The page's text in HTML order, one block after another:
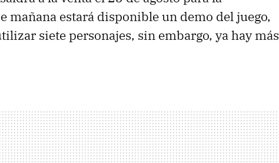
mañana estará disponible un demo del juego,
siete personajes, sin embargo, ya hay más